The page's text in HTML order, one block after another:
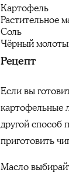
Картофель
Растительное
Соль
Чёрный
Рецепт
Если вы
картофельные
другой способ
приготовить
Масло